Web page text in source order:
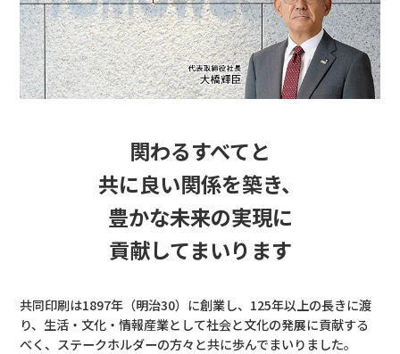
関わるすべてと
共に良い関係を築き、
豊かな未来の実現に
貢献してまいります
共同印刷は1897年（明治30）に創業し、125年以上の長きに渡
り、生活・文化・情報産業として社会と文化の発展に貢献する
べく、ステークホルダーの方々と共に歩んでまいりました。